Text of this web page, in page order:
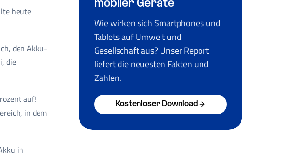
heute
den Akku-
die
auf!
in dem
in
mobiler Geräte
Wie wirken sich Smartphones und
Tablets auf Umwelt und
Gesellschaft aus? Unser Report
liefert die neuesten Fakten und
Zahlen.
Kostenloser Download